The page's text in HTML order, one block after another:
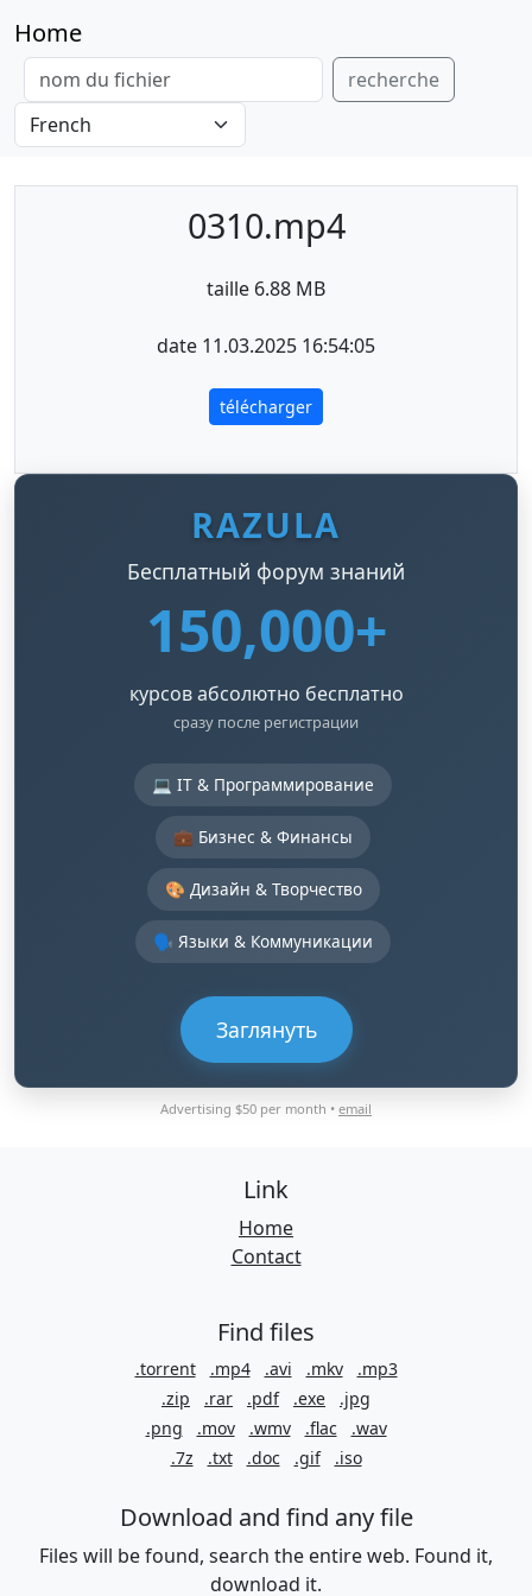
Home
recherche
0310.mp4
taille 6.88 MB
date 11.03.2025 16:54:05
télécharger
RAZULA
Бесплатный форум знаний
150,000+
курсов абсолютно бесплатно
сразу после регистрации
💻 IT & Программирование
💼 Бизнес & Финансы
🎨 Дизайн & Творчество
🗣️ Языки & Коммуникации
Заглянуть
Advertising $50 per month • email
Link
Home
Contact
Find files
.torrent .mp4 .avi .mkv
.mp3
.zip
.rar .pdf .exe
.jpg
.png
.mov .wmv .flac
.wav
.7z
.txt .doc .gif .iso
Download and find any file
Files will be found, search the entire web. Found it,
download it.